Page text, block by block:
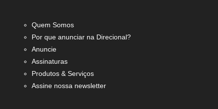
Quem Somos
Por que anunciar na Direcional?
Anuncie
Assinaturas
Produtos & Serviços
Assine nossa newsletter